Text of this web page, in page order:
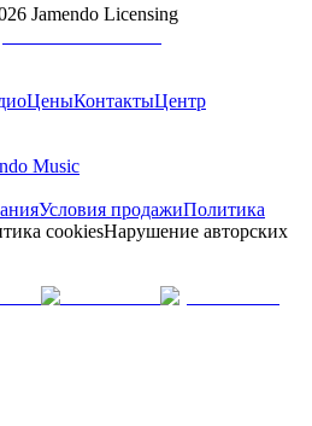
Jamendo Licensing
ЦеныКонтактыЦентр
Music
Условия продажиПолитика
cookiesНарушение авторских